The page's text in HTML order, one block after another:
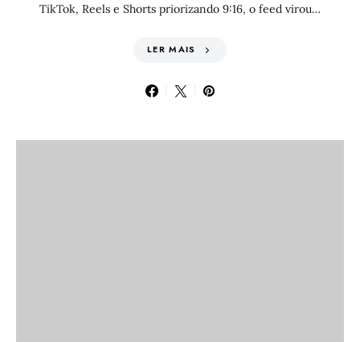
TikTok, Reels e Shorts priorizando 9:16, o feed virou…
LER MAIS